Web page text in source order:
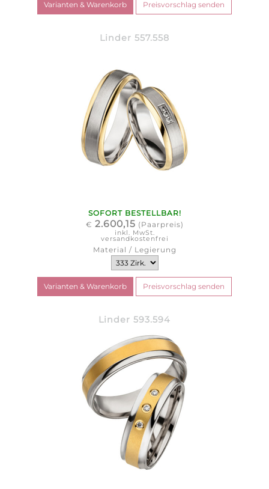
Linder 557.558
SOFORT BESTELLBAR!
€ 2.600,15 (Paarpreis)
inkl. MwSt.
versandkostenfrei
Material / Legierung
Linder 593.594